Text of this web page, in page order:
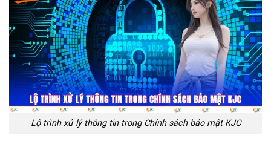
Lộ trình xử lý thông tin trong Chính sách bảo mật KJC